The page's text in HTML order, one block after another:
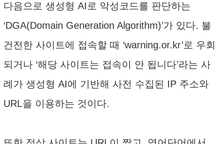
다음으로 생성형 AI로 악성코드를 판단하는
‘DGA(Domain Generation Algorithm)’가 있다. 불
건전한 사이트에 접속할 때 ‘warning.or.kr’로 우회
되거나 ‘해당 사이트는 접속이 안 됩니다’라는 사
례가 생성형 AI에 기반해 사전 수집된 IP 주소와
URL을 이용하는 것이다.